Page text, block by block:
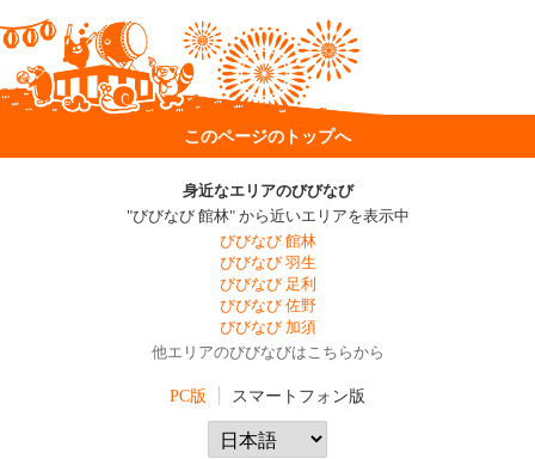
このページのトップへ
身近なエリアのびびなび
"びびなび 館林" から近いエリアを表示中
びびなび 館林
びびなび 羽生
びびなび 足利
びびなび 佐野
びびなび 加須
他エリアのびびなびはこちらから
PC版 スマートフォン版